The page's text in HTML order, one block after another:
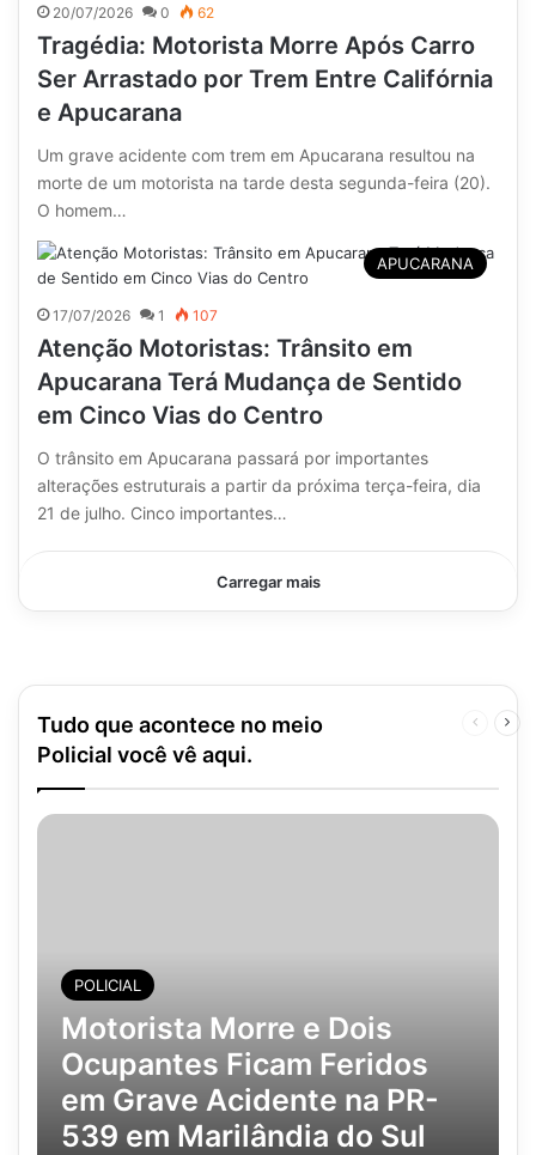
20/07/2026 0 62
Tragédia: Motorista Morre Após Carro
Ser Arrastado por Trem Entre Califórnia
e Apucarana
Um grave acidente com trem em Apucarana resultou na
morte de um motorista na tarde desta segunda-feira (20).
O homem…
APUCARANA
17/07/2026 1 107
Atenção Motoristas: Trânsito em
Apucarana Terá Mudança de Sentido
em Cinco Vias do Centro
O trânsito em Apucarana passará por importantes
alterações estruturais a partir da próxima terça-feira, dia
21 de julho. Cinco importantes…
Carregar mais
Tudo que acontece no meio
Policial você vê aqui.
Página
POLICIAL
Motorista Morre e Dois
Ocupantes Ficam Feridos
em Grave Acidente na PR-
539 em Marilândia do Sul